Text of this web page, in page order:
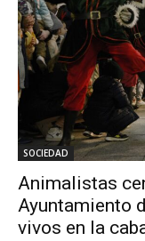
SOCIEDAD
Animalistas
Ayuntamiento
vivos en la